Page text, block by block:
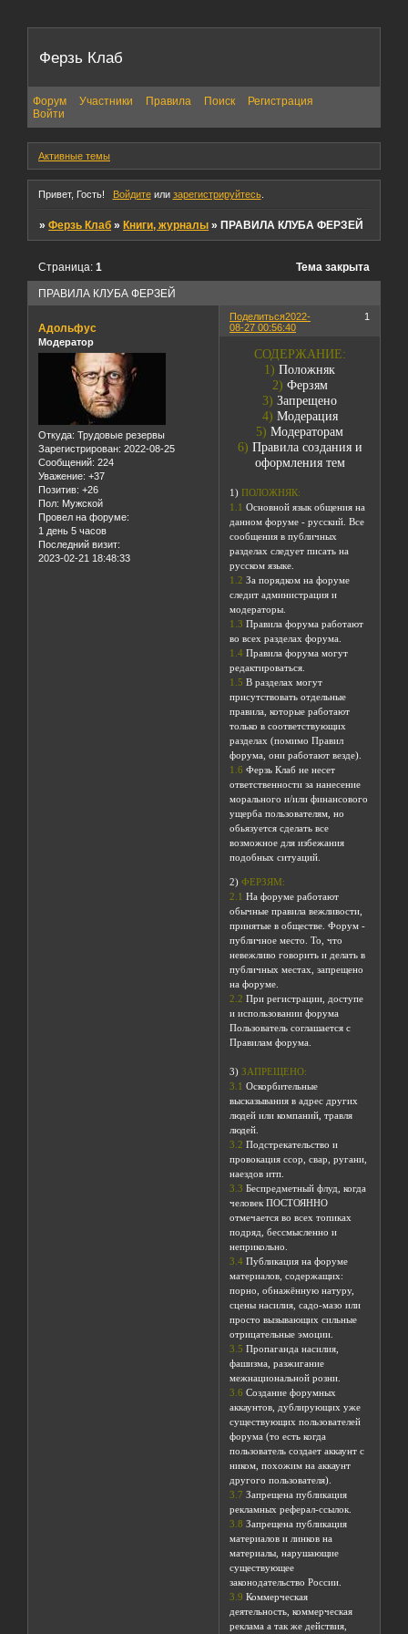
Ферзь Клаб
Форум Участники Правила Поиск
Регистрация
Войти
Активные темы
Привет, Гость! Войдитеили зарегистрируйтесь.
»Ферзь Клаб »Книги, журналы »ПРАВИЛА КЛУБА ФЕРЗЕЙ
ПРАВИЛА КЛУБА ФЕРЗЕЙ
Страница:1 Тема закрыта
Поделиться 1
2022-
08-27 00:56:40
Адольфус
Модератор
Откуда: Трудовые резервы
Зарегистрирован: 2022-08-25
Сообщений: 224
Уважение: +37
Позитив: +26
Пол: Мужской
Провел на форуме:
1 день 5 часов
Последний визит:
2023-02-21 18:48:33
СОДЕРЖАНИЕ:
1) Положняк
2) Ферзям
3) Запрещено
4) Модерация
5) Модераторам
6) Правила создания и
оформления тем
1) ПОЛОЖНЯК:
1.1 Основной язык общения на
данном форуме - русский. Все
сообщения в публичных
разделах следует писать на
русском языке.
1.2 За порядком на форуме
следит администрация и
модераторы.
1.3 Правила форума работают
во всех разделах форума.
1.4 Правила форума могут
редактироваться.
1.5 В разделах могут
присутствовать отдельные
правила, которые работают
только в соответствующих
разделах (помимо Правил
форума, они работают везде).
1.6 Ферзь Клаб не несет
ответственности за нанесение
морального и/или финансового
ущерба пользователям, но
обьязуется сделать все
возможное для избежания
подобных ситуаций.
2)ФЕРЗЯМ:
2.1 На форуме работают
обычные правила вежливости,
принятые в обществе. Форум -
публичное место. То, что
невежливо говорить и делать в
публичных местах, запрещено
на форуме.
2.2 При регистрации, доступе
и использовании форума
Пользователь соглашается с
Правилам форума.
3) ЗАПРЕЩЕНО:
3.1 Оскорбительные
высказывания в адрес других
людей или компаний, травля
людей.
3.2 Подстрекательство и
провокация ссор, свар, ругани,
наездов итп.
3.3 Беспредметный флуд, когда
человек ПОСТОЯННО
отмечается во всех топиках
подряд, бессмысленно и
неприкольно.
3.4 Публикация на форуме
материалов, содержащих:
порно, обнажённую натуру,
сцены насилия, садо-мазо или
просто вызывающих сильные
отрицательные эмоции.
3.5 Пропаганда насилия,
фашизма, разжигание
межнациональной розни.
3.6 Создание форумных
аккаунтов, дублирующих уже
существующих пользователей
форума (то есть когда
пользователь создает аккаунт с
ником, похожим на аккаунт
другого пользователя).
3.7 Запрещена публикация
рекламных реферал-ссылок.
3.8 Запрещена публикация
материалов и линков на
материалы, нарушающие
существующее
законодательство России.
3.9 Коммерческая
деятельность, коммерческая
реклама а так же действия,